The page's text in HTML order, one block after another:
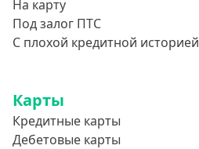
На карту
Под залог ПТС
С плохой кредитной историей
Карты
Кредитные карты
Дебетовые карты